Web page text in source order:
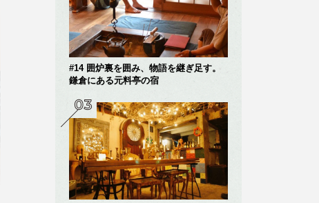
#14 囲炉裏を囲み、物語を継ぎ足す。
鎌倉にある元料亭の宿